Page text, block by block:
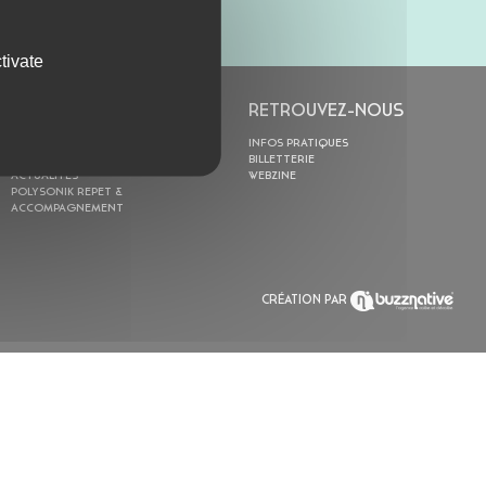
ACTUALITÉS
POLYSONIK REPET &
ACCOMPAGNEMENT
RETROUVEZ-NOUS
INFOS PRATIQUES
BILLETTERIE
WEBZINE
CRÉATION PAR